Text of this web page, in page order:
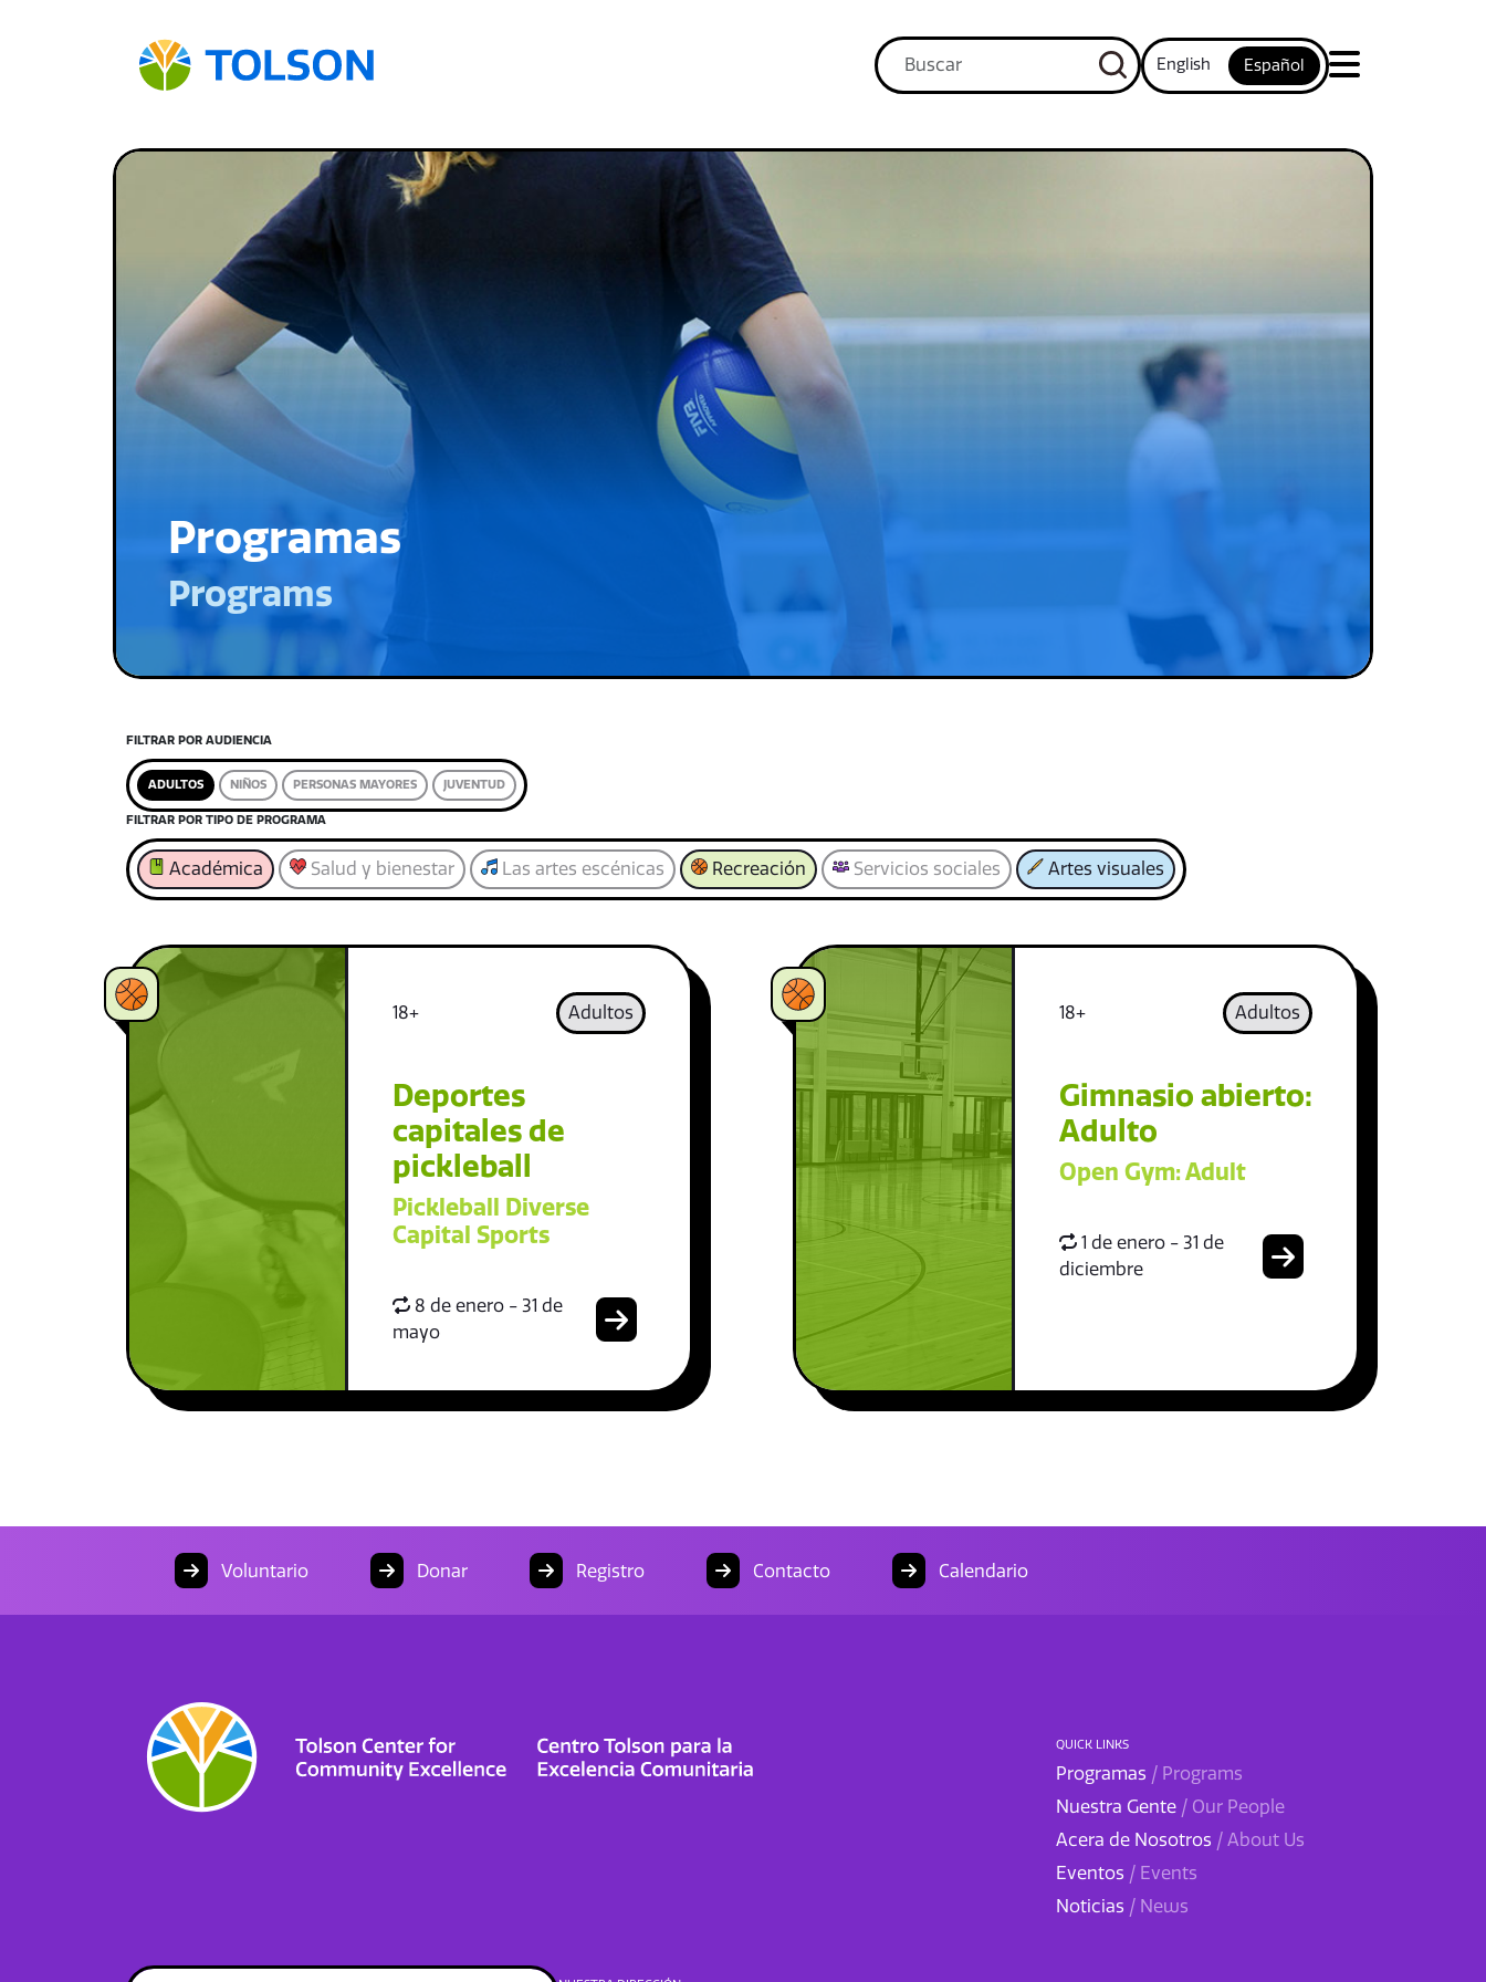
English Español
Programas
Programs
FILTRAR POR AUDIENCIA
ADULTOS NIÑOS PERSONAS MAYORES JUVENTUD
FILTRAR POR TIPO DE PROGRAMA
Académica Salud y bienestar Las artes escénicas Recreación Servicios sociales Artes visuales
18+ Adultos
Deportes
capitales de
pickleball
Pickleball Diverse
Capital Sports
8 de enero - 31 de
mayo
18+ Adultos
Gimnasio abierto:
Adulto
Open Gym: Adult
1 de enero - 31 de
diciembre
Voluntario Donar Registro Contacto Calendario
QUICK LINKS
Programas / Programs
Nuestra Gente / Our People
Acera de Nosotros / About Us
Eventos / Events
Noticias / News